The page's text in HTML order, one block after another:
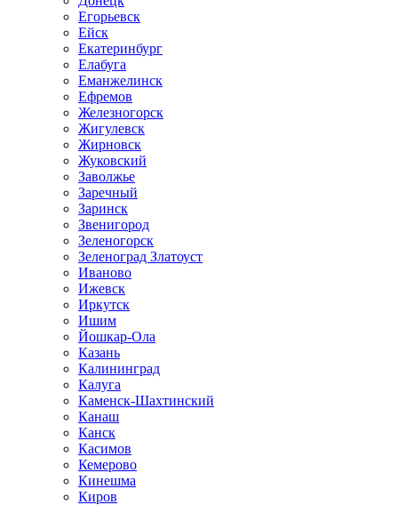
Егорьевск
Ейск
Екатеринбург
Елабуга
Еманжелинск
Ефремов
Железногорск
Жигулевск
Жирновск
Жуковский
Заволжье
Заречный
Заринск
Звенигород
Зеленогорск
Зеленоград Златоуст
Иваново
Ижевск
Иркутск
Ишим
Йошкар-Ола
Казань
Калининград
Калуга
Каменск-Шахтинский
Канаш
Канск
Касимов
Кемерово
Кинешма
Киров